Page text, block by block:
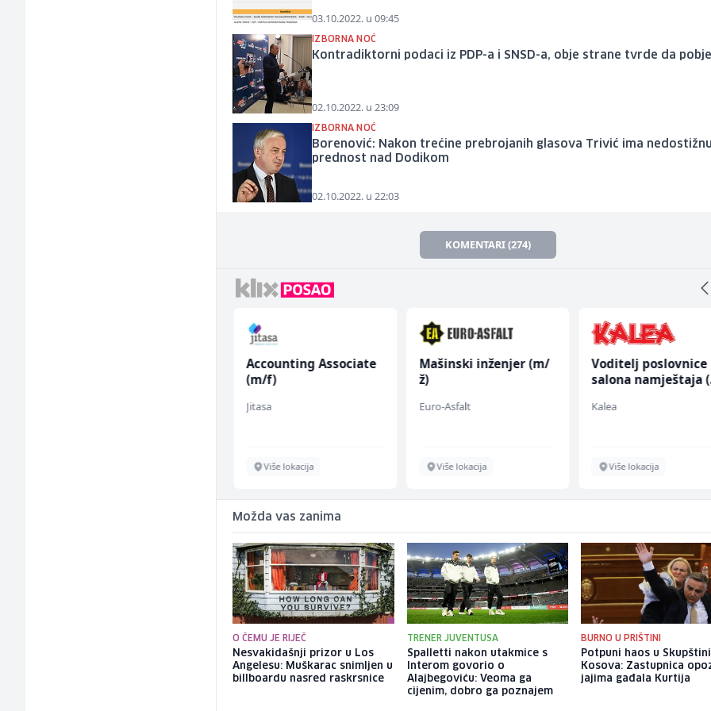
03.10.2022. u 09:45
IZBORNA NOĆ
Kontradiktorni podaci iz PDP-a i SNSD-a, obje strane tvrde da
02.10.2022. u 23:09
IZBORNA NOĆ
Borenović: Nakon trećine prebrojanih glasova Trivić ima nedostižnu
prednost nad Dodikom
02.10.2022. u 22:03
KOMENTARI (274)
Accounting Associate
(m/f)
Jitasa
Više lokacija
Mašinski inženjer (m/
ž)
Euro-Asfalt
Više lokacija
Voditelj poslovnice
salona namještaja
Kalea
Više lokacija
Možda vas zanima
O ČEMU JE RIJEČ
Nesvakidašnji prizor u Los
Angelesu: Muškarac snimljen u
billboardu nasred raskrsnice
TRENER JUVENTUSA
Spalletti nakon utakmice s
Interom govorio o
Alajbegoviću: Veoma ga
cijenim, dobro ga poznajem
BURNO U PRIŠTINI
Potpuni haos u Skupštini
Kosova: Zastupnica
jajima gađala Kurtija